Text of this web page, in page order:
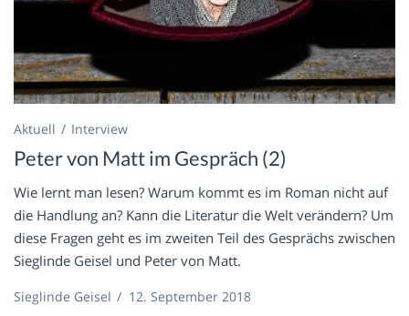
Aktuell Interview
Peter von Matt im Gespräch (2)
Wie lernt man lesen? Warum kommt es im Roman nicht auf
die Handlung an? Kann die Literatur die Welt verändern? Um
diese Fragen geht es im zweiten Teil des Gesprächs zwischen
Sieglinde Geisel und Peter von Matt.
Sieglinde Geisel / 12. September 2018